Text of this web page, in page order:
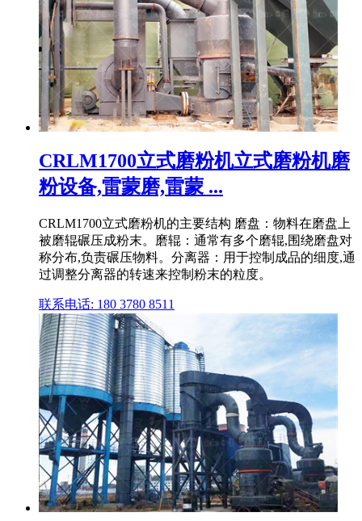
CRLM1700立式磨粉机立式磨粉机磨
粉设备,雷蒙磨,雷蒙 ...
CRLM1700立式磨粉机的主要结构 磨盘：物料在磨盘上
被磨辊碾压成粉末。磨辊：通常有多个磨辊,围绕磨盘对
称分布,负责碾压物料。分离器：用于控制成品的细度,通
过调整分离器的转速来控制粉末的粒度。
联系电话: 180 3780 8511